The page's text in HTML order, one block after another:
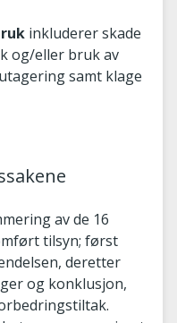
inkluderer skade
og/eller bruk av
samt klage
av de 16
tilsyn; først
deretter
og konklusjon,